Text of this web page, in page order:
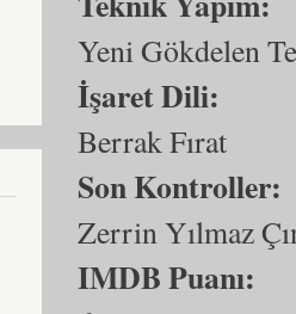
Yeni Gökdelen
İşaret Dili:
Berrak Fırat
Son Kontroller:
Zerrin Yılmaz
IMDB Puanı: